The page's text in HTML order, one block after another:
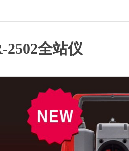
2502全站仪